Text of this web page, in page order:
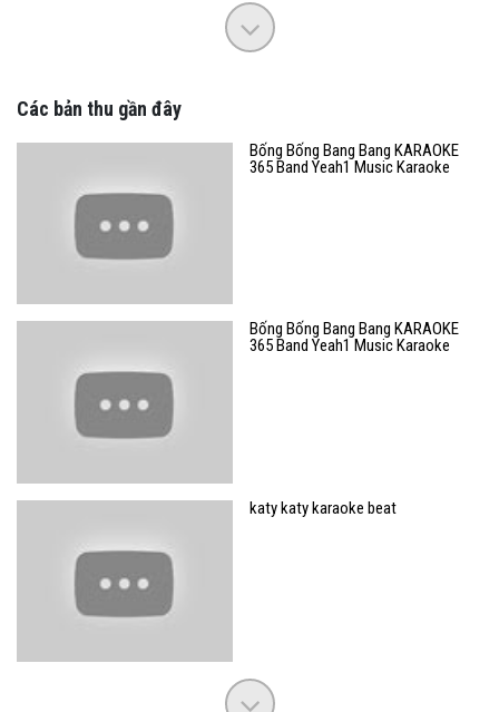
Các bản thu gần đây
Bống Bống Bang Bang KARAOKE
365 Band Yeah1 Music Karaoke
Bống Bống Bang Bang KARAOKE
365 Band Yeah1 Music Karaoke
katy katy karaoke beat